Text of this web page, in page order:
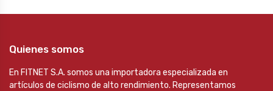
Quienes somos
En FITNET S.A. somos una importadora especializada en
artículos de ciclismo de alto rendimiento. Representamos